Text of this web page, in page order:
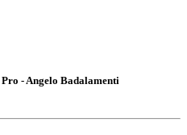
- Angelo Badalamenti